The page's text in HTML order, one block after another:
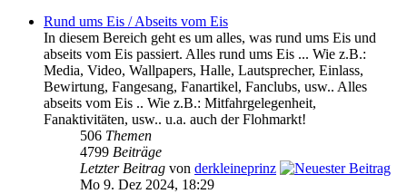
Rund ums Eis / Abseits vom Eis
In diesem Bereich geht es um alles, was rund ums Eis und
abseits vom Eis passiert. Alles rund ums Eis ... Wie z.B.:
Media, Video, Wallpapers, Halle, Lautsprecher, Einlass,
Bewirtung, Fangesang, Fanartikel, Fanclubs, usw.. Alles
abseits vom Eis .. Wie z.B.: Mitfahrgelegenheit,
Fanaktivitäten, usw.. u.a. auch der Flohmarkt!
506 Themen
4799 Beiträge
Letzter Beitrag von derkleineprinz
Mo 9. Dez 2024, 18:29